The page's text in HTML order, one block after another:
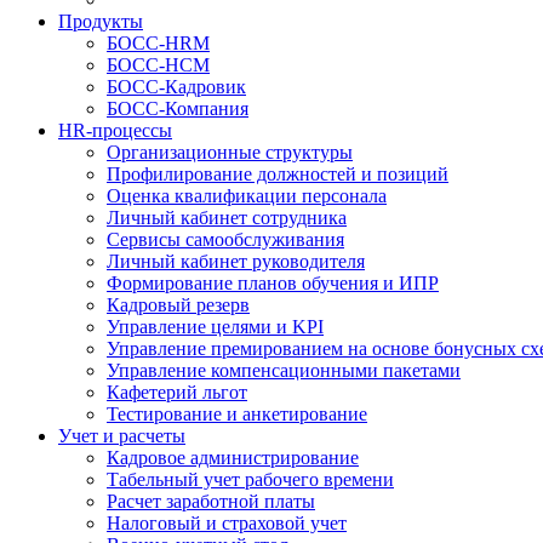
Продукты
БОСС-HRM
БОСС-HCM
БОСС-Кадровик
БОСС-Компания
HR-процессы
Организационные структуры
Профилирование должностей и позиций
Оценка квалификации персонала
Личный кабинет сотрудника
Сервисы самообслуживания
Личный кабинет руководителя
Формирование планов обучения и ИПР
Кадровый резерв
Управление целями и KPI
Управление премированием на основе бонусных
Управление компенсационными пакетами
Кафетерий льгот
Тестирование и анкетирование
Учет и расчеты
Кадровое администрирование
Табельный учет рабочего времени
Расчет заработной платы
Налоговый и страховой учет